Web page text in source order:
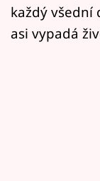
Sledujte nás
každý všední
asi vypadá